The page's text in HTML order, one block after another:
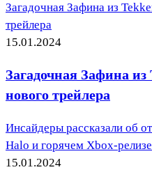
Загадочная Зафина из
трейлера
15.01.2024
Загадочная Зафина из
нового трейлера
Инсайдеры рассказали об
Halo и горячем Xbox-релизе
15.01.2024